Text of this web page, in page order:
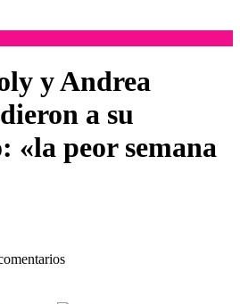
y Andrea
a su
«la peor semana